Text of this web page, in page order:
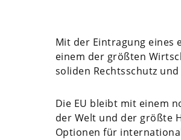
Mit der Eintragung eines
einem der größten
soliden Rechtsschutz
Die EU bleibt mit einem
der Welt und der größte
Optionen für